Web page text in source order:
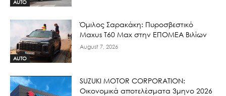
AUTO
AUTO
Όμιλος Σαρακάκη: Πυροσβεστικό
Maxus T60 Max στην ΕΠΟΜΕΑ Βιλίων
August 7, 2026
SUZUKI MOTOR CORPORATION:
Οικονομικά αποτελέσματα 3μηνο 2026